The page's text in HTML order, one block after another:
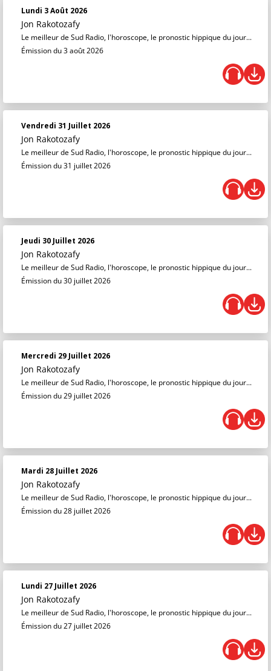
Lundi 3 Août 2026
Jon Rakotozafy
Le meilleur de Sud Radio, l'horoscope, le pronostic hippique du jour...
Émission du 3 août 2026
Vendredi 31 Juillet 2026
Jon Rakotozafy
Le meilleur de Sud Radio, l'horoscope, le pronostic hippique du jour...
Émission du 31 juillet 2026
Jeudi 30 Juillet 2026
Jon Rakotozafy
Le meilleur de Sud Radio, l'horoscope, le pronostic hippique du jour...
Émission du 30 juillet 2026
Mercredi 29 Juillet 2026
Jon Rakotozafy
Le meilleur de Sud Radio, l'horoscope, le pronostic hippique du jour...
Émission du 29 juillet 2026
Mardi 28 Juillet 2026
Jon Rakotozafy
Le meilleur de Sud Radio, l'horoscope, le pronostic hippique du jour...
Émission du 28 juillet 2026
Lundi 27 Juillet 2026
Jon Rakotozafy
Le meilleur de Sud Radio, l'horoscope, le pronostic hippique du jour...
Émission du 27 juillet 2026